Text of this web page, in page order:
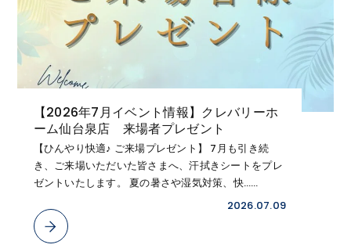
【2026年7月イベント情報】クレバリーホ
ーム仙台泉店 来場者プレゼント
【ひんやり快適♪ ご来場プレゼント】 7月も引き続
き、ご来場いただいた皆さまへ、汗拭きシートをプレ
ゼントいたします。 夏の暑さや湿気対策、快……
2026.07.09